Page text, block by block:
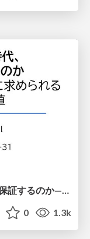
0 1.3k